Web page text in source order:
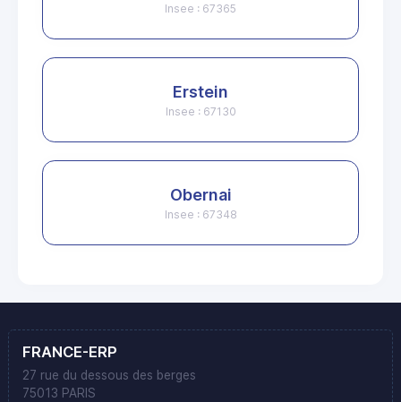
Insee : 67365
Erstein
Insee : 67130
Obernai
Insee : 67348
FRANCE-ERP
27 rue du dessous des berges
75013 PARIS